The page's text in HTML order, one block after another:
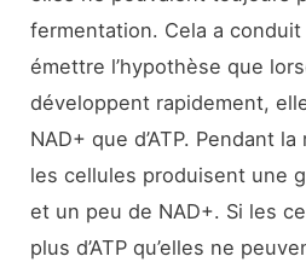
fermentation. Cela a
émettre l’hypothèse que
développent rapidement,
NAD+ que d’ATP. Pendant
les cellules produisent une
et un peu de NAD+. Si les
plus d’ATP qu’elles ne